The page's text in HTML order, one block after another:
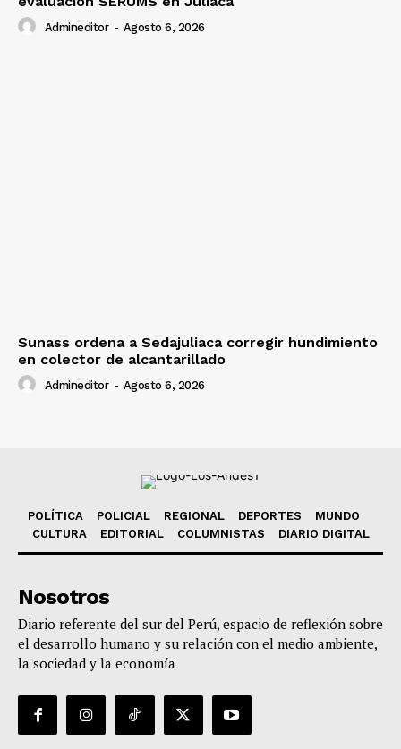
Admineditor - Agosto 6, 2026
Sunass ordena a Sedajuliaca corregir hundimiento
en colector de alcantarillado
Admineditor - Agosto 6, 2026
POLÍTICA POLICIAL REGIONAL DEPORTES
MUNDO
CULTURA
EDITORIAL COLUMNISTAS DIARIO DIGITAL
Nosotros
Diario referente del sur del Perú, espacio de reflexión sobre
el desarrollo humano y su relación con el medio ambiente,
la sociedad y la economía